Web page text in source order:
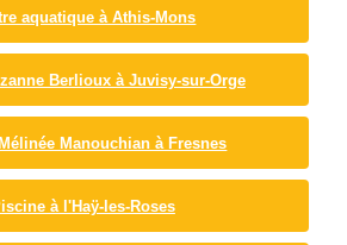
aquatique à Athis-Mons
Berlioux à Juvisy-sur-Orge
Manouchian à Fresnes
à l'Haÿ-les-Roses